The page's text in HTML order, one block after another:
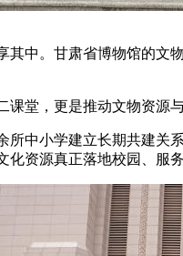
中。甘肃省博物馆的文
，更是推动文物资源
小学建立长期共建关
资源真正落地校园、服务